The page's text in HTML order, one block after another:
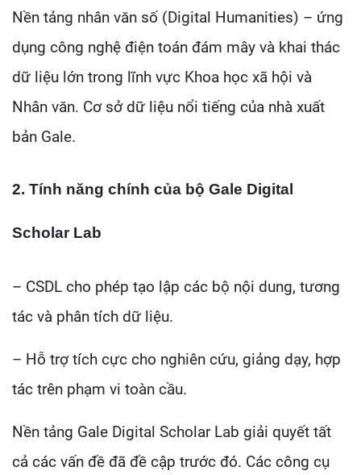
Nền tảng nhân văn số (Digital Humanities) – ứng
dụng công nghệ điện toán đám mây và khai thác
dữ liệu lớn trong lĩnh vực Khoa học xã hội và
Nhân văn. Cơ sở dữ liệu nổi tiếng của nhà xuất
bản Gale.
2. Tính năng chính của bộ Gale Digital
Scholar Lab
– CSDL cho phép tạo lập các bộ nội dung, tương
tác và phân tích dữ liệu.
– Hỗ trợ tích cực cho nghiên cứu, giảng dạy, hợp
tác trên phạm vi toàn cầu.
Nền tảng Gale Digital Scholar Lab giải quyết tất
cả các vấn đề đã đề cập trước đó. Các công cụ